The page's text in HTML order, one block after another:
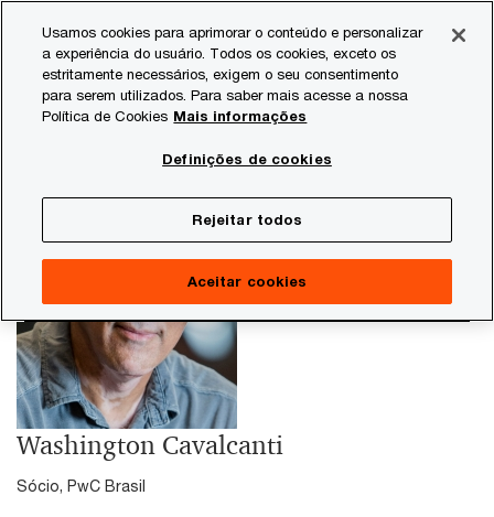
content
footer
Washington Cavalcante
Washington Cavalcanti
Sócio, PwC Brasil
Usamos cookies para aprimorar o conteúdo e personalizar
a experiência do usuário. Todos os cookies, exceto os
estritamente necessários, exigem o seu consentimento
para serem utilizados. Para saber mais acesse a nossa
Política de Cookies Mais informações
Definições de cookies
Rejeitar todos
Aceitar cookies